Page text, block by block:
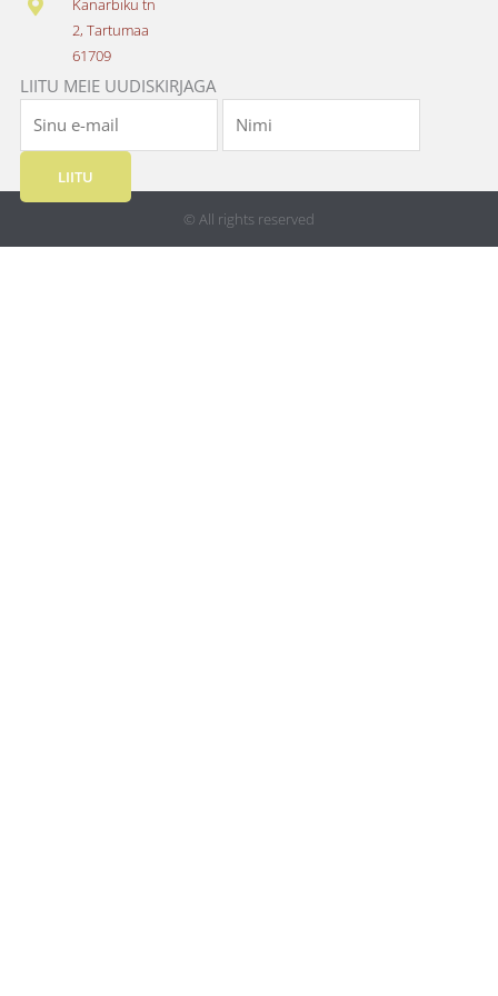
Kanarbiku tn
2, Tartumaa
61709
LIITU MEIE UUDISKIRJAGA
LIITU
© All rights reserved